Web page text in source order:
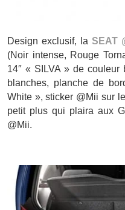
Design exclusif, la SEAT
(Noir intense, Rouge
14″ « SILVA » de couleur
blanches, planche de
White », sticker @Mii sur
petit plus qui plaira aux
@Mii.